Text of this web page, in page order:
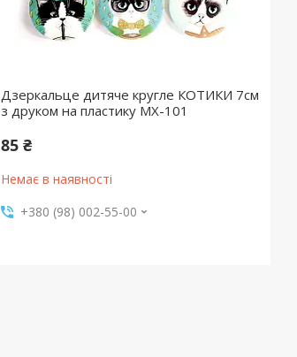
Дзеркальце дитяче кругле КОТИКИ 7см
з друком на пластику MX-101
85 ₴
Немає в наявності
+380 (98) 002-55-00